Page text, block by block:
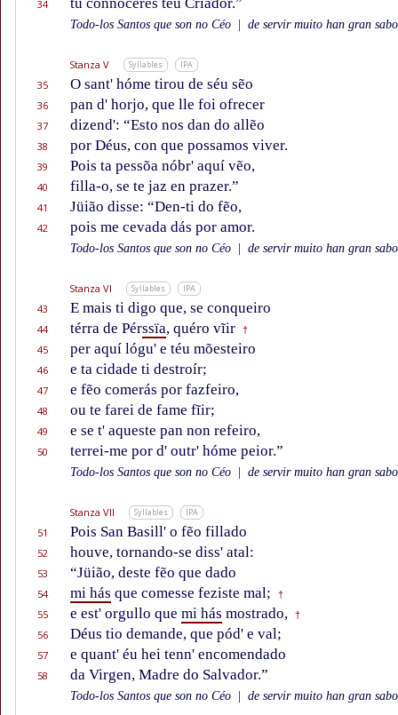
34
Todo-los Santos que son no Céo de servir muito han gran
Stanza V Syllables IPA
35 O sant' hóme tirou de séu sẽo
36 pan d' horjo, que lle foi ofrecer
37 dizend': “Esto nos dan do allẽo
38 por Déus, con que possamos viver.
39 Pois ta pessõa nóbr' aquí vẽo,
40 filla-o, se te jaz en prazer.”
41 Jüião disse: “Den-ti do fẽo,
42 pois me cevada dás por amor.
Todo-los Santos que son no Céo de servir muito han gran
Stanza VI Syllables IPA
43 E mais ti digo que, se conqueiro
44 térra de Pérssïa, quéro vĩir †
45 per aquí lógu' e téu mõesteiro
46 e ta cidade ti destroír;
47 e fẽo comerás por fazfeiro,
48 ou te farei de fame fĩir;
49 e se t' aqueste pan non refeiro,
50 terrei-me por d' outr' hóme peior.”
Todo-los Santos que son no Céo de servir muito han gran
Stanza VII Syllables IPA
51 Pois San Basill' o fẽo fillado
52 houve, tornando-se diss' atal:
53 “Jüião, deste fẽo que dado
54 mi hás que comesse feziste mal; †
55 e est' orgullo que mi hás mostrado, †
56 Déus tio demande, que pód' e val;
57 e quant' éu hei tenn' encomendado
58 da Virgen, Madre do Salvador.”
Todo-los Santos que son no Céo de servir muito han gran